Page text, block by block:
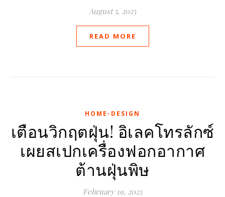
August 5, 2025
READ MORE
HOME-DESIGN
เตือนวิกฤตฝุ่น! อิเลคโทรลักซ์
เผยสเปกเครื่องฟอกอากาศ
ต้านฝุ่นพิษ
February 19, 2025